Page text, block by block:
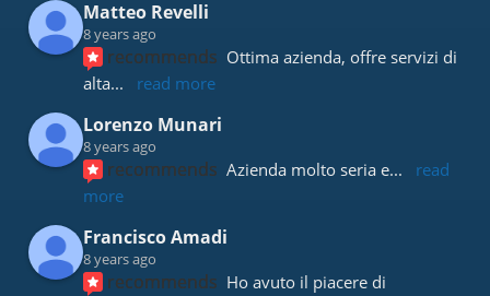
Matteo Revelli
8 years ago
recommends Ottima azienda, offre servizi di
alta... read more
Lorenzo Munari
8 years ago
recommends Azienda molto seria e...
read
more
Francisco Amadi
8 years ago
recommends Ho avuto il piacere di